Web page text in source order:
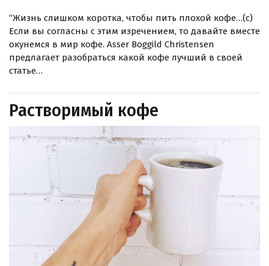
“Жизнь слишком коротка, чтобы пить плохой кофе…(с)
Если вы согласны с этим изречением, то давайте вместе
окунемся в мир кофе. Asser Boggild Christensen
предлагает разобраться какой кофе лучший в своей
статье…
Растворимый кофе